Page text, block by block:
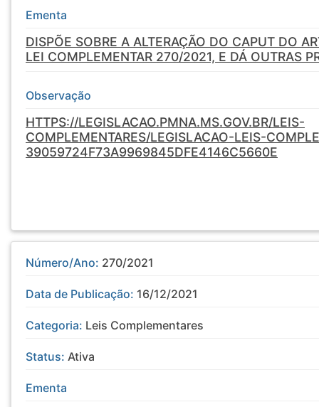
Ementa
DISPÕE SOBRE A ALTERAÇÃO DO CAPUT DO
LEI COMPLEMENTAR 270/2021, E DÁ OUTRAS
Observação
HTTPS://LEGISLACAO.PMNA.MS.GOV.BR/LEIS-
COMPLEMENTARES/LEGISLACAO-LEIS-
39059724F73A9969845DFE4146C5660E
Número/Ano: 270/2021
Data de Publicação: 16/12/2021
Categoria: Leis Complementares
Status: Ativa
Ementa